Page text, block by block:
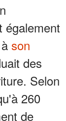
également
son
des
Selon
260
de